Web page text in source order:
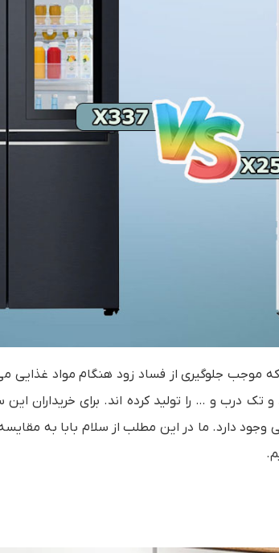
موجب جلوگیری از فساد زود هنگام مواد غذایی
درب و … را تولید کرده اند. برای خریداران
دارد. ما در این مطلب از سلام بابا به